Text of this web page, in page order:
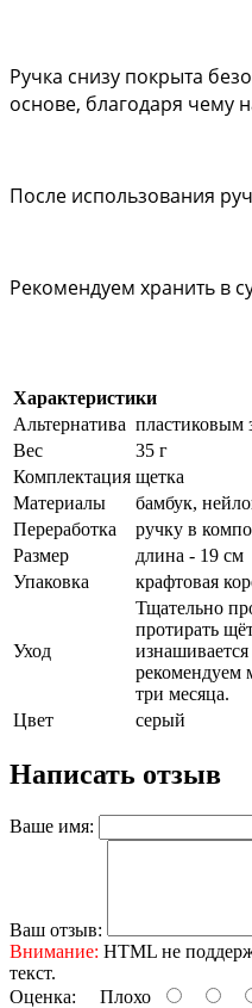
Ручка снизу покрыта
основе, благодаря чему
После использования
Рекомендуем хранить в
Характеристики
Альтернатива пластиковым
Вес
35 г
Комплектация щетка
Материалы
бамбук,
Переработка
ручку в
Размер
длина - 19 см
Упаковка
крафтовая
Уход
Тщательно
протирать
рекомендуем
три месяца.
Цвет
серый
Написать отзыв
Ваше имя:
Ваш отзыв:
Внимание: HTML не
текст.
Оценка: Плохо